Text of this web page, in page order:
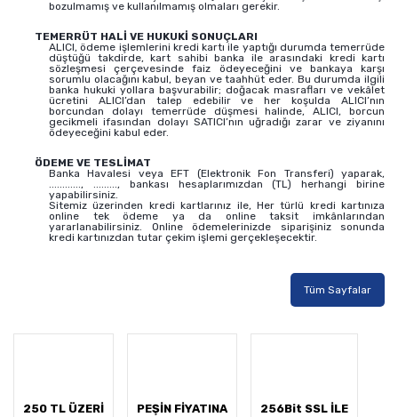
bozulmamış ve kullanılmamış olmaları gerekir.
TEMERRÜT HALİ VE HUKUKİ SONUÇLARI
ALICI, ödeme işlemlerini kredi kartı ile yaptığı durumda temerrüde
düştüğü takdirde, kart sahibi banka ile arasındaki kredi kartı
sözleşmesi çerçevesinde faiz ödeyeceğini ve bankaya karşı
sorumlu olacağını kabul, beyan ve taahhüt eder. Bu durumda ilgili
banka hukuki yollara başvurabilir; doğacak masrafları ve vekâlet
ücretini ALICI’dan talep edebilir ve her koşulda ALICI’nın
borcundan dolayı temerrüde düşmesi halinde, ALICI, borcun
gecikmeli ifasından dolayı SATICI’nın uğradığı zarar ve ziyanını
ödeyeceğini kabul eder.
ÖDEME VE TESLİMAT
Banka Havalesi veya EFT (Elektronik Fon Transferi) yaparak,
............, ........., bankası hesaplarımızdan (TL) herhangi birine
yapabilirsiniz.
Sitemiz üzerinden kredi kartlarınız ile, Her türlü kredi kartınıza
online tek ödeme ya da online taksit imkânlarından
yararlanabilirsiniz. Online ödemelerinizde siparişiniz sonunda
kredi kartınızdan tutar çekim işlemi gerçekleşecektir.
Tüm Sayfalar
250 TL ÜZERİ PEŞİN FİYATINA 256Bit SSL İLE